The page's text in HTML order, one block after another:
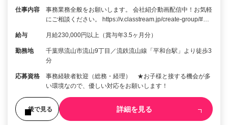
仕事内容
事務業務全般をお願いします。 会社紹介動画配信中！お気軽
にご相談ください。 https://v.classtream.jp/create-group/#…
給与 月給230,000円以上（賞与年3.5ヶ月分）
勤務地
千葉県流山市流山9丁目／流鉄流山線「平和台駅」より徒歩3
分
応募資格
事務経験者歓迎（総務・経理） ★お子様と接する機会が多
い環境なので、優しい対応をお願いします！
後で見る 詳細を見る